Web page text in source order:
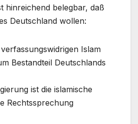
hinreichend belegbar, daß
Deutschland wollen:
Islam
Bestandteil Deutschlands
ist die islamische
Rechtssprechung